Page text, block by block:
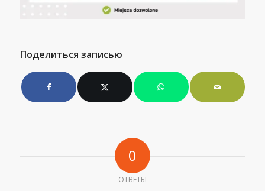
Поделиться записью
0
ОТВЕТЫ